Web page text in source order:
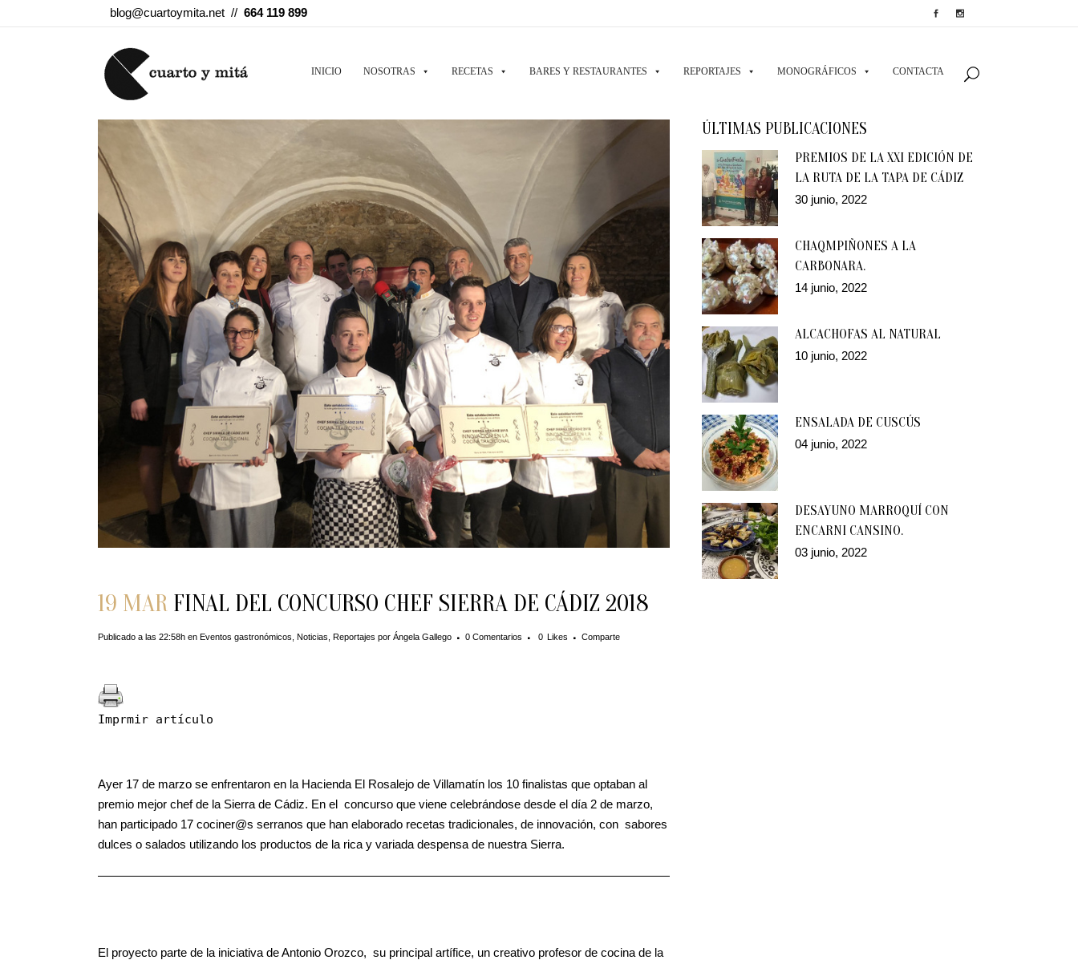
blog@cuartoymita.net // 664 119 899
INICIO NOSOTRAS RECETAS BARES Y RESTAURANTES REPORTAJES MONOGRÁFICOS CONTACTA
19 MAR FINAL DEL CONCURSO CHEF SIERRA DE CÁDIZ 2018
Publicado a las 22:58h en Eventos gastronómicos Noticias Reportajes por Ángela Gallego 0 Comentarios 0 Likes Comparte
Imprmir artículo
Ayer 17 de marzo se enfrentaron en la Hacienda El Rosalejo de Villamatín los 10 finalistas que optaban al
premio mejor chef de la Sierra de Cádiz. En el concurso que viene celebrándose desde el día 2 de marzo,
han participado 17 cociner@s serranos que han elaborado recetas tradicionales, de innovación, con sabores
dulces o salados utilizando los productos de la rica y variada despensa de nuestra Sierra.
El proyecto parte de la iniciativa de Antonio Orozco, su principal artífice, un creativo profesor de cocina de la
ÚLTIMAS PUBLICACIONES
PREMIOS DE LA XXI EDICIÓN DE
LA RUTA DE LA TAPA DE CÁDIZ
30 junio, 2022
CHAQMPIÑONES A LA
CARBONARA.
14 junio, 2022
ALCACHOFAS AL NATURAL
10 junio, 2022
ENSALADA DE CUSCÚS
04 junio, 2022
DESAYUNO MARROQUÍ CON
ENCARNI CANSINO.
03 junio, 2022